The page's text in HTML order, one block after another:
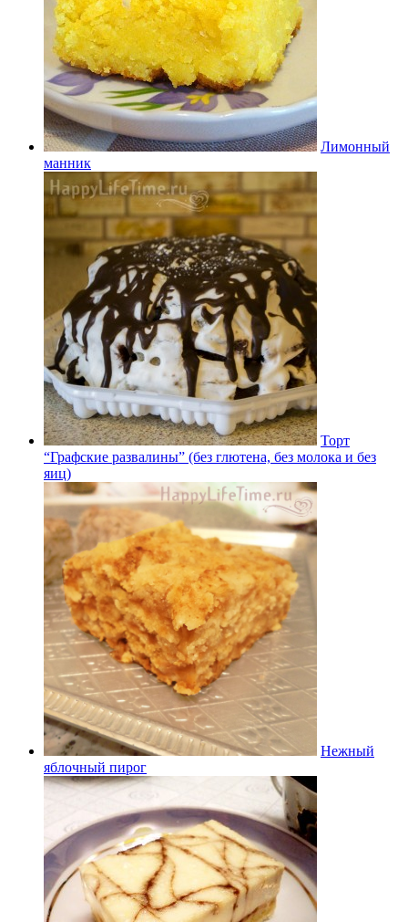
Лимонный
манник
Торт
“Графские развалины” (без глютена, без молока и без
яиц)
Нежный
яблочный пирог